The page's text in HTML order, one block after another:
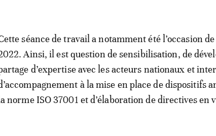
séance de travail a notamment été l’occasion
Ainsi, il est question de sensibilisation, de
d’expertise avec les acteurs nationaux et
à la mise en place de dispositifs
norme ISO 37001 et d’élaboration de directives en